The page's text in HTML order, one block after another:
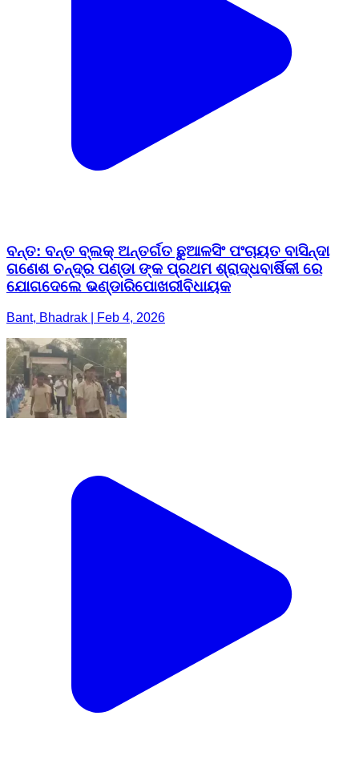
ବନ୍ତ: ବନ୍ତ ବ୍ଲକ୍ ଅନ୍ତର୍ଗତ ଛୁଆଳସିଂ ପଂଚାୟତ ବାସିନ୍ଦା
ଗଣେଶ ଚନ୍ଦ୍ର ପଣ୍ଡା ଙ୍କ ପ୍ରଥମ ଶ୍ରାଦ୍ଧବାର୍ଷିକୀ ରେ
ଯୋଗଦେଲେ ଭଣ୍ଡାରିପୋଖରୀବିଧାୟକ
Bant, Bhadrak | Feb 4, 2026